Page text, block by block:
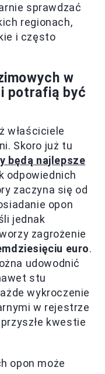
sprawdzać
regionach,
i często
w
potrafią być
właściciele
Skoro już tu
będą najlepsze
odpowiednich
zaczyna się od
opon
jednak
zagrożenie
euro.
udowodnić
stu
wykroczenie
w rejestrze
kwestie
opon może